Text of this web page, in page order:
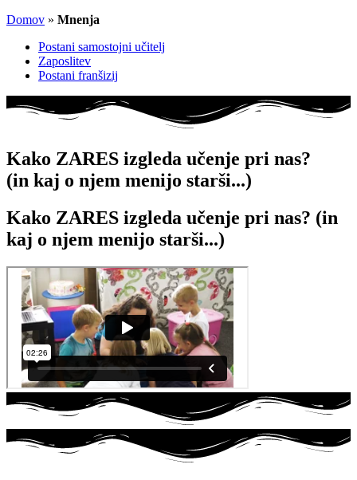
Domov » Mnenja
Postani samostojni učitelj
Zaposlitev
Postani franšizij
Kako ZARES izgleda učenje pri nas?
(in kaj o njem menijo starši...)
Kako ZARES izgleda učenje pri nas? (in
kaj o njem menijo starši...)